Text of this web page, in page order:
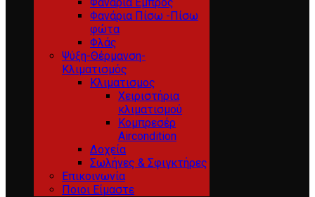
Φανάρια Πίσω -Πίσω
φώτα
Φλάς
Ψύξη-Θέρμανση-
Κλιματισμός
Κλιματισμος
Χειριστήρια
κλιματισμού
Κομπρεσέρ
Aircondition
Δοχεία
Σωλήνες & Σφιγκτήρες
Επικοινωνία
Ποιοι Είμαστε